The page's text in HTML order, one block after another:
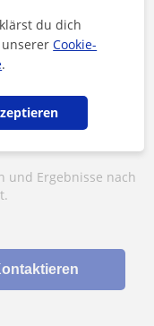
in
und Ergebnisse nach
du dich
unsererCookie-
.